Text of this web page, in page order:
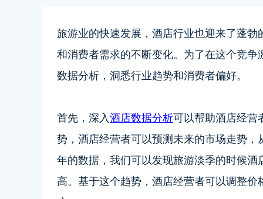
旅游业的快速发展，酒店行业也迎来了蓬
和消费者需求的不断变化。为了在这个竞
数据分析，洞悉行业趋势和消费者偏好。
首先，深入酒店数据分析可以帮助酒店经营
势，酒店经营者可以预测未来的市场走势
年的数据，我们可以发现旅游淡季的时候
高。基于这个趋势，酒店经营者可以调整